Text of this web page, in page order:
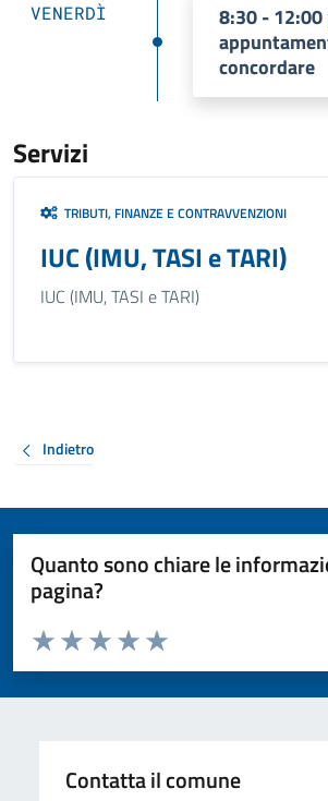
VENERDÌ
8:30 -
concordare
Servizi
TRIBUTI, FINANZE E CONTRAVVENZIONI
IUC (IMU, TASI e TARI)
IUC (IMU, TASI e TARI)
Indietro
Quanto sono chiare le
pagina?
Valuta da 1 a 5 stelle la pagina
Valuta 5 stelle su 5
Valuta 4 stelle su 5
Valuta 3 stelle su 5
Valuta 2 stelle su 5
Valuta 1 stelle su 5
Contatta il comune